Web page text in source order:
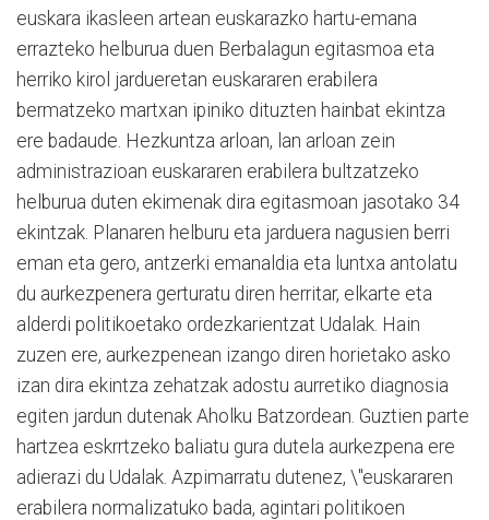
euskara ikasleen artean euskarazko hartu-emana
errazteko helburua duen Berbalagun egitasmoa eta
herriko kirol jardueretan euskararen erabilera
bermatzeko martxan ipiniko dituzten hainbat ekintza
ere badaude. Hezkuntza arloan, lan arloan zein
administrazioan euskararen erabilera bultzatzeko
helburua duten ekimenak dira egitasmoan jasotako 34
ekintzak. Planaren helburu eta jarduera nagusien berri
eman eta gero, antzerki emanaldia eta luntxa antolatu
du aurkezpenera gerturatu diren herritar, elkarte eta
alderdi politikoetako ordezkarientzat Udalak. Hain
zuzen ere, aurkezpenean izango diren horietako asko
izan dira ekintza zehatzak adostu aurretiko diagnosia
egiten jardun dutenak Aholku Batzordean. Guztien parte
hartzea eskrrtzeko baliatu gura dutela aurkezpena ere
adierazi du Udalak. Azpimarratu dutenez, \"euskararen
erabilera normalizatuko bada, agintari politikoen